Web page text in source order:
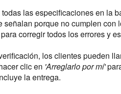
las especificaciones en la
porque no cumplen
corregir todos los errores y
los clientes pueden
clic en 'Arreglarlo por mí'
la entrega.